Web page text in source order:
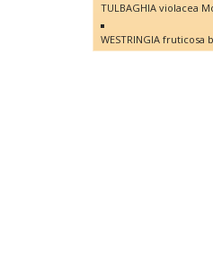
TULBAGHIA violacea
WESTRINGIA fruticosa